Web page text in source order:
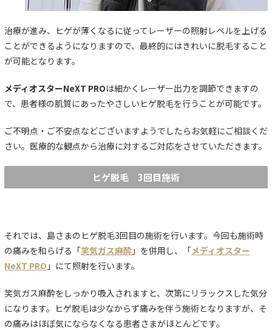
治療が進み、ヒゲが薄くなるに従ってレーザーの照射レベルを上げる
ことができるようになりますので、最終的にはきれいに脱毛すること
が可能となります。
メディオスターNeXT PROは細かくレーザー出力を調節できますの
で、患者様の肌質にあったやさしいヒゲ脱毛を行うことが可能です。
ご不明点・ご不安点などございますようでしたらお気軽にご相談くだ
さい。医療的な観点から治療に対するご対応をさせていただきます。
ヒゲ脱毛 3回目施術
それでは、島さまのヒゲ脱毛3回目の施術を行います。今回も施術時
の痛みを和らげる「笑気ガス麻酔 」を併用し、「メディオスター
NeXT PRO 」にて照射を行います。
笑気ガス麻酔をしっかり吸入されますと、次第にリラックスした気分
になります。ヒゲ脱毛は少なからず痛みを伴う施術となりますが、そ
の痛みはほぼ気にならなくなる患者さまがほとんどです。